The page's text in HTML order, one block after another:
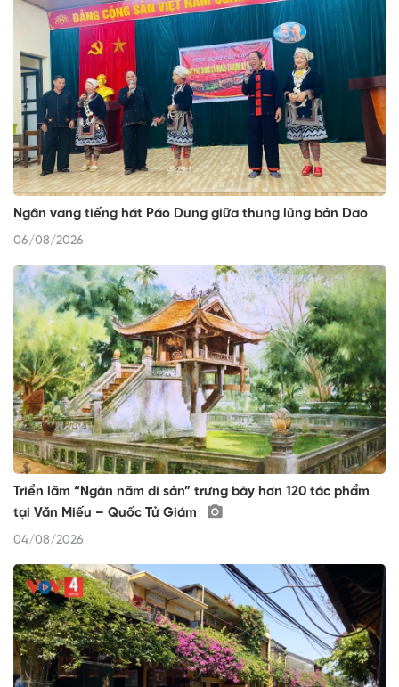
Ngân vang tiếng hát Páo Dung giữa thung lũng bản Dao
06/08/2026
Triển lãm “Ngàn năm di sản” trưng bày hơn 120 tác phẩm
tại Văn Miếu – Quốc Tử Giám
04/08/2026